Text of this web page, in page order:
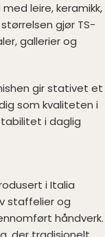
leire, keramikk,
gjør TS-
gallerier og
gir stativet et
som kvaliteten i
i daglig
i Italia
staffelier og
håndverk.